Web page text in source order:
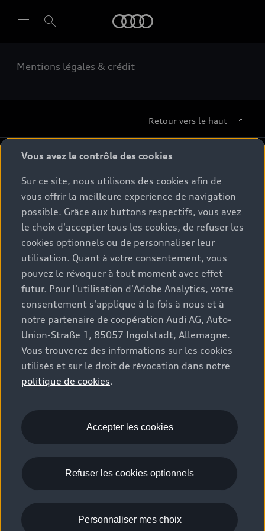
Mentions légales & crédit
Retour vers le haut
Gamme
Tous les modèles
Comparer les modèles
Modèles électriques
Hybrides plug-in
Conseil & achat
Offres du moment
Configurateur
Véhicules neufs disponibles
Audi Gebrauchtwagen :plus
Clients professionnels
Audi exclusive
Service & Accessoires
Accessoires d'origine Audi
Audi Services
Services numériques Audi
myAudi
Garantie & assistance
Partenaire Service Audi
Espace client
Contact
Trouver mon partenaire Audi
Demande d'essai
Audi World
Stories of Progress
Audi quattro Cup
Stories of Luxembourg
© 2026 Audi AG. Tous droits réservés.
La marque Recrutement
WLTP
Emissions CO2
Mentions légales
Politique de confidentialité
Gérer vos cookies
EU Data Act
Please select country
Vous avez le contrôle des cookies
Sur ce site, nous utilisons des cookies afin de
vous offrir la meilleure experience de navigation
possible. Grâce aux buttons respectifs, vous avez
le choix d'accepter tous les cookies, de refuser les
cookies optionnels ou de personnaliser leur
utilisation. Quant à votre consentement, vous
pouvez le révoquer à tout moment avec effet
futur. Pour l'utilisation d'Adobe Analytics, votre
consentement s'applique à la fois à nous et à
notre partenaire de coopération Audi AG, Auto-
Union-Straße 1, 85057 Ingolstadt, Allemagne.
Vous trouverez des informations sur les cookies
utilisés et sur le droit de révocation dans notre
politique de cookies.
Accepter les cookies
Refuser les cookies optionnels
Personnaliser mes choix